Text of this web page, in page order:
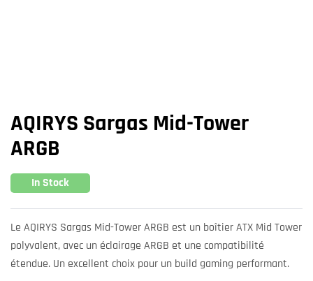
AQIRYS Sargas Mid-Tower
ARGB
In Stock
Le AQIRYS Sargas Mid-Tower ARGB est un boîtier ATX Mid Tower
polyvalent, avec un éclairage ARGB et une compatibilité
étendue. Un excellent choix pour un build gaming performant.